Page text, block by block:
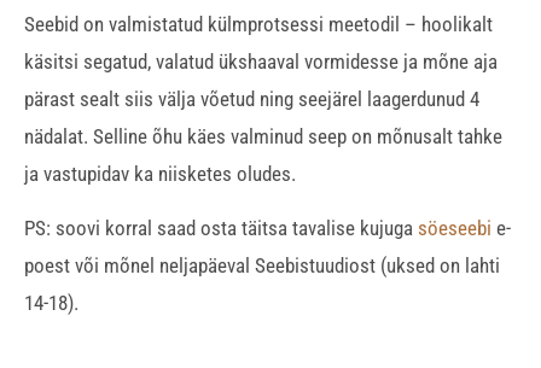
Seebid on valmistatud külmprotsessi meetodil – hoolikalt
käsitsi segatud, valatud ükshaaval vormidesse ja mõne aja
pärast sealt siis välja võetud ning seejärel laagerdunud 4
nädalat. Selline õhu käes valminud seep on mõnusalt tahke
ja vastupidav ka niisketes oludes.
PS: soovi korral saad osta täitsa tavalise kujuga söeseebi e-
poest või mõnel neljapäeval Seebistuudiost (uksed on lahti
14-18).